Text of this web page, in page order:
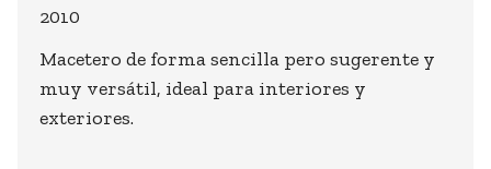
2010
Macetero de forma sencilla pero sugerente y
muy versátil, ideal para interiores y
exteriores.